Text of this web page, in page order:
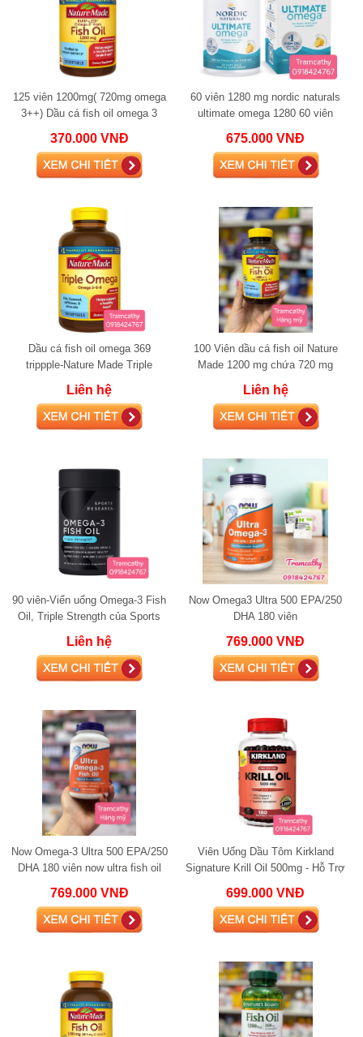
125 viên 1200mg( 720mg omega
3++) Dầu cá fish oil omega 3
720mg Omega-3
370.000 VNĐ
60 viên 1280 mg nordic naturals
ultimate omega 1280 60 viên
675.000 VNĐ
Dầu cá fish oil omega 369
trippple-Nature Made Triple
Omega 150 viên
Liên hệ
100 Viên dầu cá fish oil Nature
Made 1200 mg chứa 720 mg
omega 3
Liên hệ
90 viên-Viển uống Omega-3 Fish
Oil, Triple Strength của Sports
Researc
Liên hệ
Now Omega3 Ultra 500 EPA/250
DHA 180 viên
769.000 VNĐ
Now Omega-3 Ultra 500 EPA/250
DHA 180 viên now ultra fish oil
769.000 VNĐ
Viên Uống Dầu Tôm Kirkland
Signature Krill Oil 500mg - Hỗ Trợ
Chức Nă
699.000 VNĐ